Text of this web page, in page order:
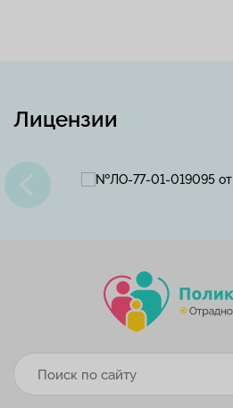
Лицензии